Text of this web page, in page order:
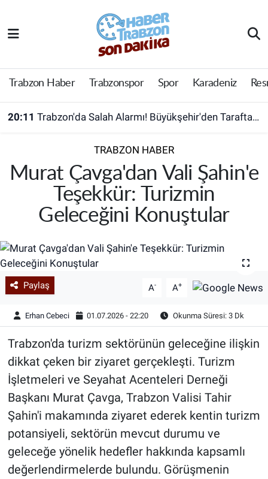
Trabzon Haber Trabzonspor Spor Karadeniz
20:11 Trabzon'da Salah Alarmı! Büyükşehir'den Taraftara Ücretsiz Ulaşım Hamlesi
TRABZON HABER
Murat Çavga'dan Vali Şahin'e
Teşekkür: Turizmin
Geleceğini Konuştular
Paylaş A- A+
Erhan Cebeci 01.07.2026 - 22:20 Okunma Süresi: 3 Dk
Trabzon'da turizm sektörünün geleceğine ilişkin
dikkat çeken bir ziyaret gerçekleşti. Turizm
İşletmeleri ve Seyahat Acenteleri Derneği
Başkanı Murat Çavga, Trabzon Valisi Tahir
Şahin'i makamında ziyaret ederek kentin turizm
potansiyeli, sektörün mevcut durumu ve
geleceğe yönelik hedefler hakkında kapsamlı
değerlendirmelerde bulundu. Görüşmenin
Trabzon Haber
Trabzonspor
Resmi Reklam
Yazarlar
Trabzon Nöbetçi Eczaneler
Trabzon Hava Durumu
Süper Lig Puan Durumu ve Fikstür
Tüm Manşetler
Son Dakika Haberleri
Haber Arşivi